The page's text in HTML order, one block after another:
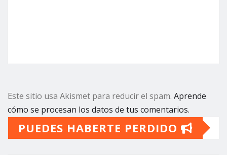
Este sitio usa Akismet para reducir el spam. Aprende
cómo se procesan los datos de tus comentarios.
PUEDES HABERTE PERDIDO